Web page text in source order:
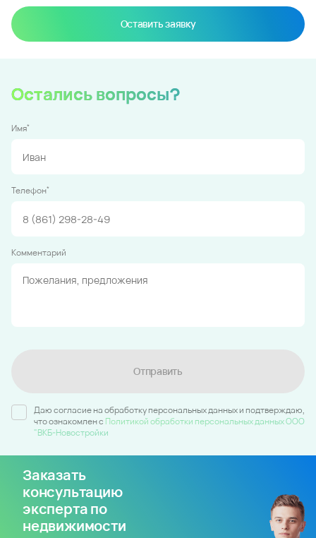
Оставить заявку
Остались вопросы?
Имя*
Телефон*
Комментарий
Отправить
Даю согласие на обработку персональных данных и подтверждаю,
что ознакомлен c Политикой обработки персональных данных ООО
"ВКБ-Новостройки
Заказать
консультацию
эксперта по
недвижимости